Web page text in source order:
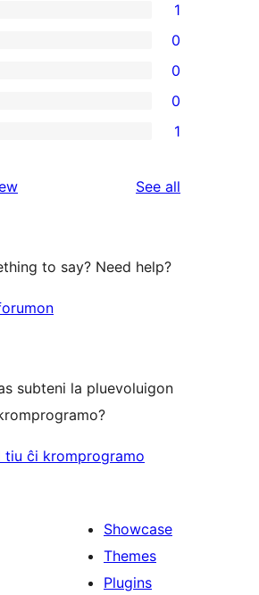
1
0
0
0
1
See all
to say? Need help?
subteni la pluevoluigon
tiu ĉi kromprogramo
Showcase
Themes
Plugins